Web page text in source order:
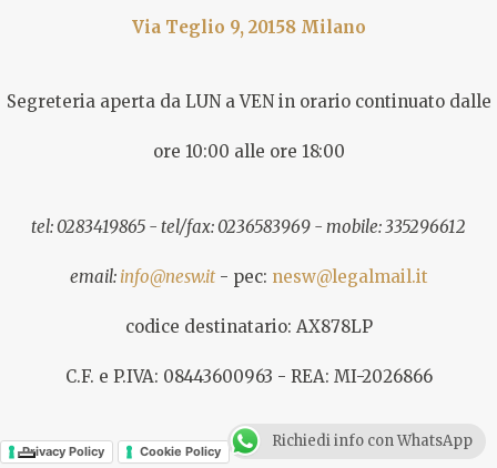
Via Teglio 9, 20158 Milano
Segreteria aperta da LUN a VEN in orario continuato dalle
ore 10:00 alle ore 18:00
tel: 0283419865 - tel/fax: 0236583969 - mobile: 335296612
email: info@nesw.it- pec: nesw@legalmail.it
codice destinatario: AX878LP
C.F. e P.IVA: 08443600963 - REA: MI-2026866
Privacy Policy Cookie Policy
Richiedi info con WhatsApp